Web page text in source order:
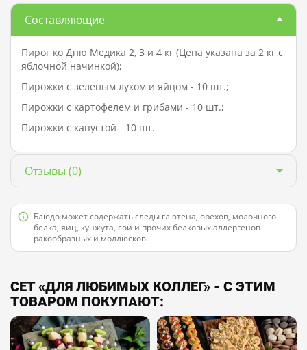
Составляющие
Пирог ко Дню Медика 2, 3 и 4 кг (Цена указана за 2 кг с
яблочной начинкой);
Пирожки с зеленым луком и яйцом - 10 шт.;
Пирожки с картофелем и грибами - 10 шт.;
Пирожки с капустой - 10 шт.
Отзывы (0)
Блюдо может содержать следы глютена, орехов, молочного
белка, яиц, кунжута, сои и прочих белковых аллергенов
ракообразных и моллюсков.
СЕТ «ДЛЯ ЛЮБИМЫХ КОЛЛЕГ» - С ЭТИМ
ТОВАРОМ ПОКУПАЮТ: